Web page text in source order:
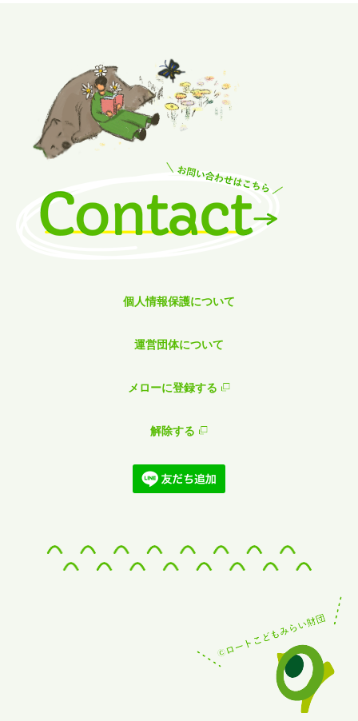
個人情報保護について
運営団体について
メローに登録する
解除する